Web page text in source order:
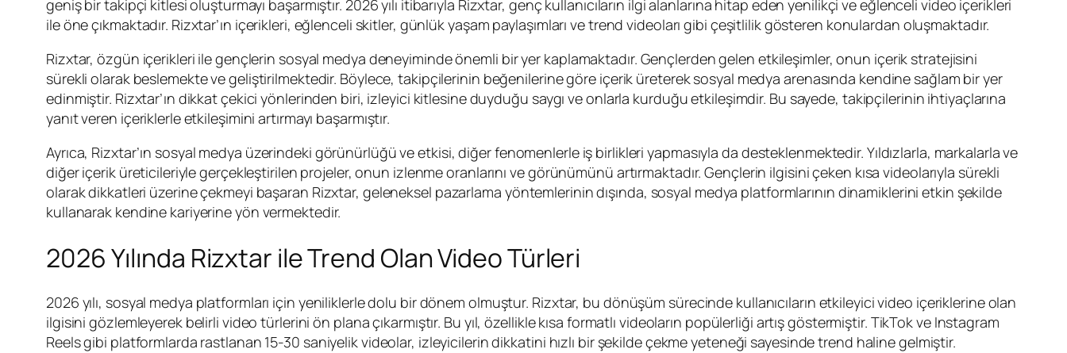
geniş bir takipçi kitlesi oluşturmayı başarmıştır. 2026 yılı itibarıyla Rizxtar, genç kullanıcıların ilgi alanlarına hitap eden yenilikçi ve eğlenceli video içerikleri
ile öne çıkmaktadır. Rizxtar’ın içerikleri, eğlenceli skitler, günlük yaşam paylaşımları ve trend videoları gibi çeşitlilik gösteren konulardan oluşmaktadır.
Rizxtar, özgün içerikleri ile gençlerin sosyal medya deneyiminde önemli bir yer kaplamaktadır. Gençlerden gelen etkileşimler, onun içerik stratejisini
sürekli olarak beslemekte ve geliştirilmektedir. Böylece, takipçilerinin beğenilerine göre içerik üreterek sosyal medya arenasında kendine sağlam bir yer
edinmiştir. Rizxtar’ın dikkat çekici yönlerinden biri, izleyici kitlesine duyduğu saygı ve onlarla kurduğu etkileşimdir. Bu sayede, takipçilerinin ihtiyaçlarına
yanıt veren içeriklerle etkileşimini artırmayı başarmıştır.
Ayrıca, Rizxtar’ın sosyal medya üzerindeki görünürlüğü ve etkisi, diğer fenomenlerle iş birlikleri yapmasıyla da desteklenmektedir. Yıldızlarla, markalarla ve
diğer içerik üreticileriyle gerçekleştirilen projeler, onun izlenme oranlarını ve görünümünü artırmaktadır. Gençlerin ilgisini çeken kısa videolarıyla sürekli
olarak dikkatleri üzerine çekmeyi başaran Rizxtar, geleneksel pazarlama yöntemlerinin dışında, sosyal medya platformlarının dinamiklerini etkin şekilde
kullanarak kendine kariyerine yön vermektedir.
2026 Yılında Rizxtar ile Trend Olan Video Türleri
2026 yılı, sosyal medya platformları için yeniliklerle dolu bir dönem olmuştur. Rizxtar, bu dönüşüm sürecinde kullanıcıların etkileyici video içeriklerine olan
ilgisini gözlemleyerek belirli video türlerini ön plana çıkarmıştır. Bu yıl, özellikle kısa formatlı videoların popülerliği artış göstermiştir. TikTok ve Instagram
Reels gibi platformlarda rastlanan 15-30 saniyelik videolar, izleyicilerin dikkatini hızlı bir şekilde çekme yeteneği sayesinde trend haline gelmiştir.